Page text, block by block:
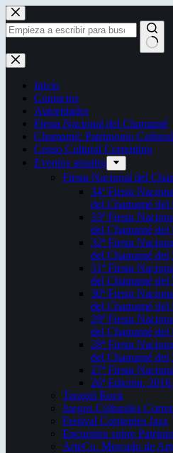
Saltar
al
contenido
Sin
resultados
Inicio
Contactos
Autoridades
Fiesta Nacional del Chamamé
Chamamé: Patrimonio
Censo Cultural Correntino
Eventos anuales
Fiesta Nacional del
34ª Fiesta
del Chamamé del
33ª Fiesta
del Chamamé del
32ª Fiesta
del Chamamé del
31ª Fiesta
del Chamamé del
30ª Fiesta
del Chamamé del
29ª Fiesta
del Chamamé del
28ª Fiesta
del Chamamé del
27ª Fiesta
26ª Edición. 2016.
Taragüi Rock
Juegos Culturales
Festival Corrientes Jazz
Encuentro sobre
ArteCo. Mercado de